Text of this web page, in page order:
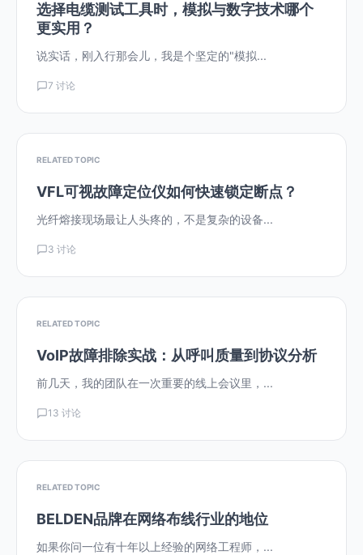
选择电缆测试工具时，模拟与数字技术哪个
更实用？
说实话，刚入行那会儿，我是个坚定的"模拟...
7 讨论
RELATED TOPIC
VFL可视故障定位仪如何快速锁定断点？
光纤熔接现场最让人头疼的，不是复杂的设备...
3 讨论
RELATED TOPIC
VoIP故障排除实战：从呼叫质量到协议分析
前几天，我的团队在一次重要的线上会议里，...
13 讨论
RELATED TOPIC
BELDEN品牌在网络布线行业的地位
如果你问一位有十年以上经验的网络工程师，...